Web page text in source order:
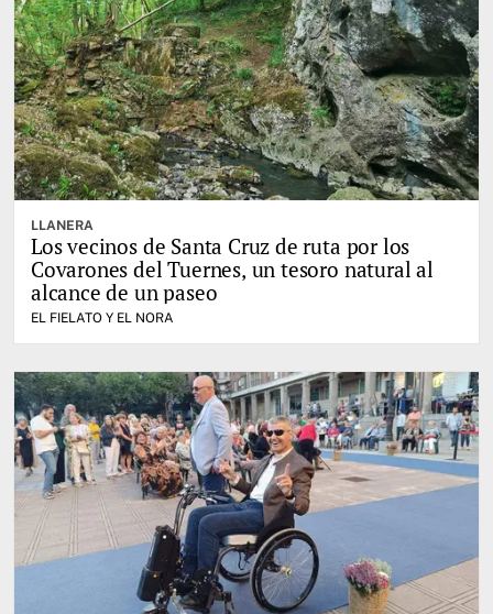
LLANERA
Los vecinos de Santa Cruz de ruta por los
Covarones del Tuernes, un tesoro natural al
alcance de un paseo
EL FIELATO Y EL NORA